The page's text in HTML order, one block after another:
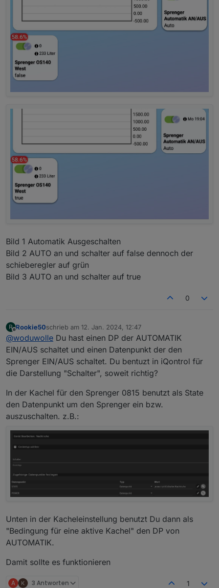
Bild 1 Automatik Ausgeschalten
Bild 2 AUTO an und schalter auf false dennoch der
schieberegler auf grün
Bild 3 AUTO an und schalter auf true
0
R
Offline
Rookie50schrieb am 12. Jan. 2024, 12:47
zuletzt editiert von
@woduwolle Du hast einen DP der AUTOMATIK
EIN/AUS schaltet und einen Datenpunkt der den
Sprenger EIN/AUS schaltet. Du bentuzt in iQontrol für
die Darstellung "Schalter", soweit richtig?
In der Kachel für den Sprenger 0815 benutzt als State
den Datenpunkt um den Sprenger ein bzw.
auszuschalten. z.B.:
Unten in der Kacheleinstellung benutzt Du dann als
"Bedingung für eine aktive Kachel" den DP von
AUTOMATIK.
Damit sollte es funktionieren
A 3 Antworten 1